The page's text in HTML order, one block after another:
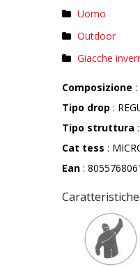
Uomo
Outdoor
Giacche
Composizione :
Tipo drop :
Tipo struttura
Cat tess :
Ean :
Caratteristiche